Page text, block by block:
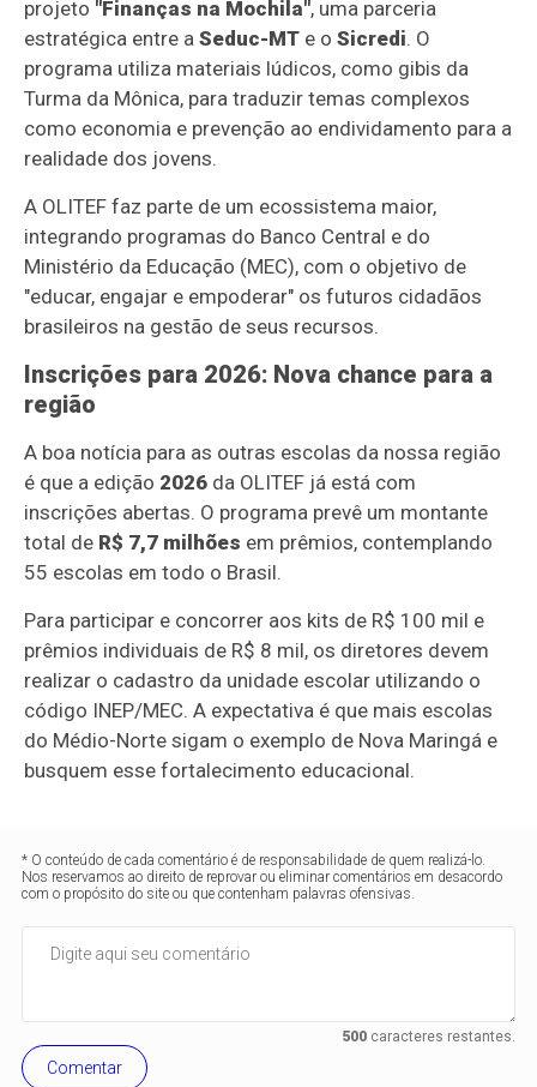
projeto "Finanças na Mochila", uma parceria
estratégica entre aSeduc-MT e oSicredi. O
programa utiliza materiais lúdicos, como gibis da
Turma da Mônica, para traduzir temas complexos
como economia e prevenção ao endividamento para a
realidade dos jovens.
A OLITEF faz parte de um ecossistema maior,
integrando programas do Banco Central e do
Ministério da Educação (MEC), com o objetivo de
"educar, engajar e empoderar" os futuros cidadãos
brasileiros na gestão de seus recursos.
Inscrições para 2026: Nova chance para a
região
A boa notícia para as outras escolas da nossa região
é que a edição 2026 da OLITEF já está com
inscrições abertas. O programa prevê um montante
total de R$ 7,7 milhões em prêmios, contemplando
55 escolas em todo o Brasil.
Para participar e concorrer aos kits de R$ 100 mil e
prêmios individuais de R$ 8 mil, os diretores devem
realizar o cadastro da unidade escolar utilizando o
código INEP/MEC. A expectativa é que mais escolas
do Médio-Norte sigam o exemplo de Nova Maringá e
busquem esse fortalecimento educacional.
* O conteúdo de cada comentário é de responsabilidade de quem realizá-lo.
Nos reservamos ao direito de reprovar ou eliminar comentários em desacordo
com o propósito do site ou que contenham palavras ofensivas.
500caracteres restantes.
Comentar